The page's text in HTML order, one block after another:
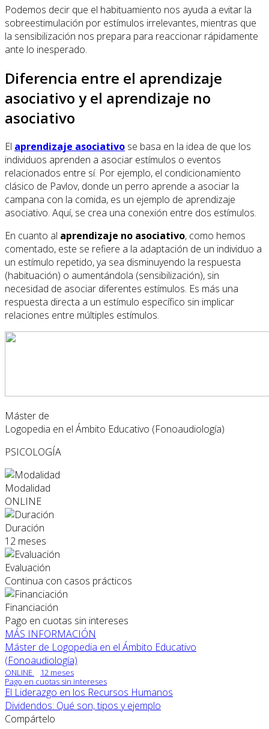
Podemos decir que el habituamiento nos ayuda a evitar la
sobreestimulación por estímulos irrelevantes, mientras que
la sensibilización nos prepara para reaccionar rápidamente
ante lo inesperado.
Diferencia entre el aprendizaje
asociativo y el aprendizaje no
asociativo
El aprendizaje asociativo se basa en la idea de que los
individuos aprenden a asociar estímulos o eventos
relacionados entre sí. Por ejemplo, el condicionamiento
clásico de Pavlov, donde un perro aprende a asociar la
campana con la comida, es un ejemplo de aprendizaje
asociativo. Aquí, se crea una conexión entre dos estímulos.
En cuanto al aprendizaje no asociativo, como hemos
comentado, este se refiere a la adaptación de un individuo a
un estímulo repetido, ya sea disminuyendo la respuesta
(habituación) o aumentándola (sensibilización), sin
necesidad de asociar diferentes estímulos. Es más una
respuesta directa a un estímulo específico sin implicar
relaciones entre múltiples estímulos.
Máster de
Logopedia en el Ámbito Educativo (Fonoaudiología)
PSICOLOGÍA
Modalidad
ONLINE
Duración
12 meses
Evaluación
Continua con casos prácticos
Financiación
Pago en cuotas sin intereses
MÁS INFORMACIÓN
Máster de Logopedia en el Ámbito Educativo
(Fonoaudiología)
ONLINE
12 meses
Pago en cuotas sin intereses
El Liderazgo en los Recursos Humanos
Dividendos: Qué son, tipos y ejemplo
Compártelo